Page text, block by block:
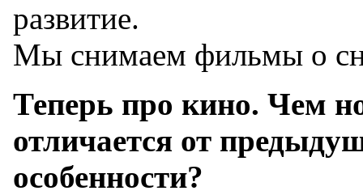
развитие.
Мы снимаем фильмы о
Теперь про кино. Чем
отличается от
особенности?